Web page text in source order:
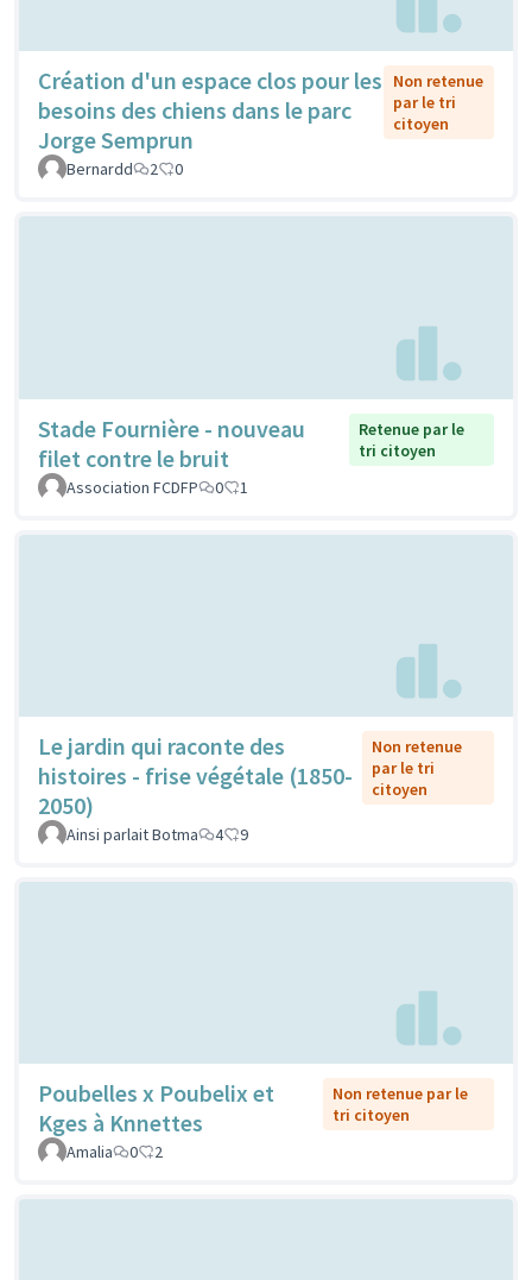
Création d'un espace clos pour les
besoins des chiens dans le parc
Jorge Semprun
Non retenue
par le tri
citoyen
Bernardd 2 0
Stade Fournière - nouveau
filet contre le bruit
Retenue par le
tri citoyen
Association FCDFP
0 1
Le jardin qui raconte des
histoires - frise végétale (1850-
2050)
Non retenue
par le tri
citoyen
Ainsi parlait Botma 4 9
Poubelles x Poubelix et
Kges à Knnettes
Non retenue par le
tri citoyen
Amalia
0 2